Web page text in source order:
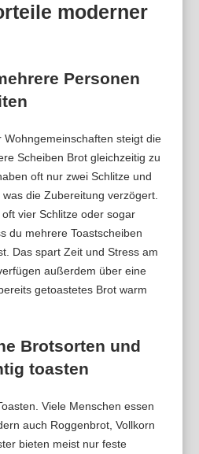
moderner
Personen
steigt die
Scheiben Brot gleichzeitig zu
oft nur zwei Schlitze und
die Zubereitung verzögert.
vier Schlitze oder sogar
du mehrere Toastscheiben
Das spart Zeit und Stress am
außerdem über eine
getoastetes Brot warm
Brotsorten und
toasten
Viele Menschen essen
auch Roggenbrot, Vollkorn
bieten meist nur feste